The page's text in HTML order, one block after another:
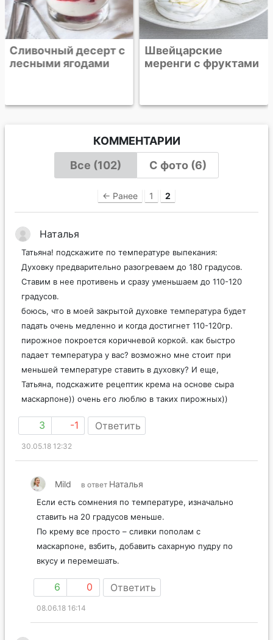
Сливочный десерт с
лесными ягодами
Швейцарские
меренги с фруктами
КОММЕНТАРИИ
Все (102)
С фото (6)
← Ранее 1 2
Наталья
Татьяна! подскажите по температуре выпекания:
Духовку предварительно разогреваем до 180 градусов.
Ставим в нее противень и сразу уменьшаем до 110-120
градусов.
боюсь, что в моей закрытой духовке температура будет
падать очень медленно и когда достигнет 110-120гр.
пирожное покроется коричневой коркой. как быстро
падает температура у вас? возможно мне стоит при
меньшей температуре ставить в духовку? И еще,
Татьяна, подскажите рецептик крема на основе сыра
маскарпоне)) очень его люблю в таких пирожных))
3 -1 Ответить
30.05.18 12:32
Mild в ответ Наталья
Если есть сомнения по температуре, изначально
ставить на 20 градусов меньше.
По крему все просто – сливки пополам с
маскарпоне, взбить, добавить сахарную пудру по
вкусу и перемешать.
6 0 Ответить
08.06.18 16:14